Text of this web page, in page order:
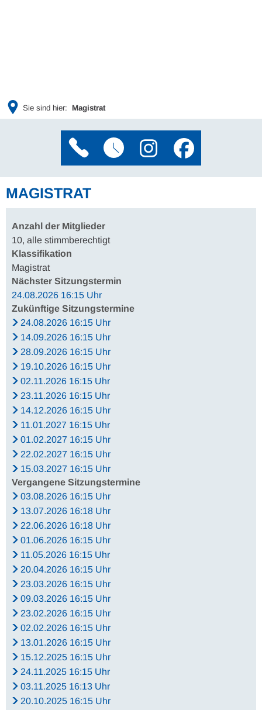
Sie sind hier: Magistrat
MAGISTRAT
Anzahl der Mitglieder
10, alle stimmberechtigt
Klassifikation
Magistrat
Nächster Sitzungstermin
24.08.2026 16:15 Uhr
Zukünftige Sitzungstermine
24.08.2026 16:15 Uhr
14.09.2026 16:15 Uhr
28.09.2026 16:15 Uhr
19.10.2026 16:15 Uhr
02.11.2026 16:15 Uhr
23.11.2026 16:15 Uhr
14.12.2026 16:15 Uhr
11.01.2027 16:15 Uhr
01.02.2027 16:15 Uhr
22.02.2027 16:15 Uhr
15.03.2027 16:15 Uhr
Vergangene Sitzungstermine
03.08.2026 16:15 Uhr
13.07.2026 16:18 Uhr
22.06.2026 16:18 Uhr
01.06.2026 16:15 Uhr
11.05.2026 16:15 Uhr
20.04.2026 16:15 Uhr
23.03.2026 16:15 Uhr
09.03.2026 16:15 Uhr
23.02.2026 16:15 Uhr
02.02.2026 16:15 Uhr
13.01.2026 16:15 Uhr
15.12.2025 16:15 Uhr
24.11.2025 16:15 Uhr
03.11.2025 16:13 Uhr
20.10.2025 16:15 Uhr